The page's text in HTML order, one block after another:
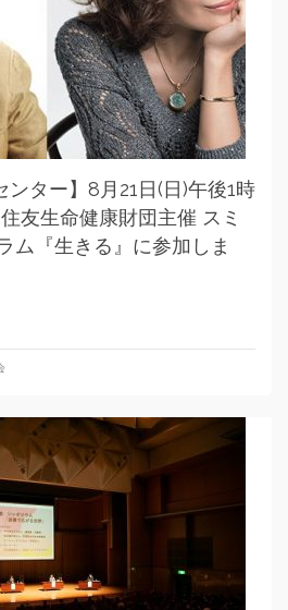
ンター】8月21日(日)午後1時
友生命健康財団主催 スミ
ム『生きる』に参加しま